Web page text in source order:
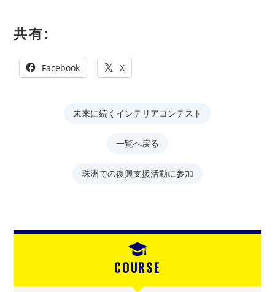
共有:
Facebook X
未来に続くインテリアコンテスト
一覧へ戻る
珠洲での復興支援活動に参加
COURSE